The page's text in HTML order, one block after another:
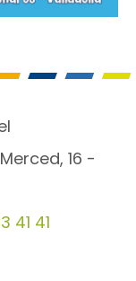
16 -
41 41